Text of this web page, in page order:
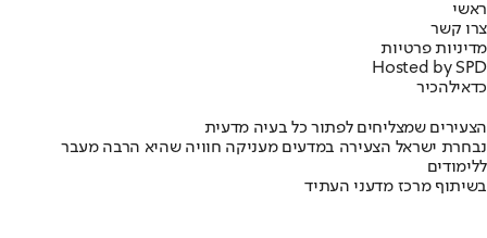
ראשי
צרו קשר
מדיניות פרטיות
Hosted by SPD
כדאילהכיר
הצעירים שמצליחים לפתור כל בעיה מדעית
נבחרת ישראל הצעירה במדעים מעניקה חוויה שהיא הרבה מעבר
ללימודים
בשיתוף מרכז מדעני העתיד